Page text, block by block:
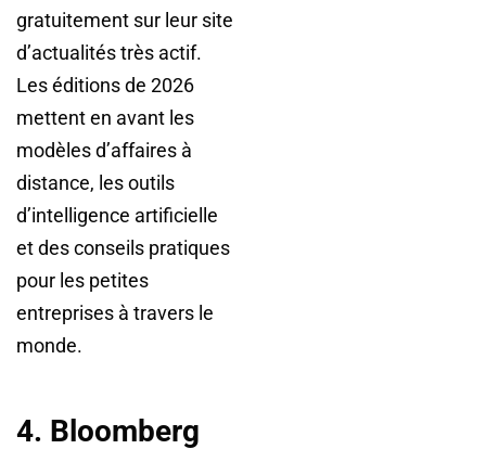
gratuitement sur leur site
d’actualités très actif.
Les éditions de 2026
mettent en avant les
modèles d’affaires à
distance, les outils
d’intelligence artificielle
et des conseils pratiques
pour les petites
entreprises à travers le
monde.
4. Bloomberg